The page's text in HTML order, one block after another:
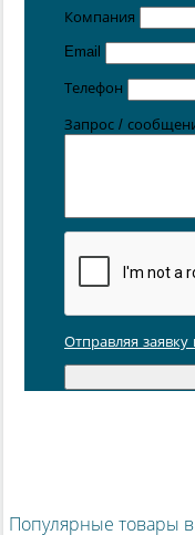
Цена от 5 руб. /
Компания
Email
Телефон
Запрос /
Отправляя
Популярные товары в